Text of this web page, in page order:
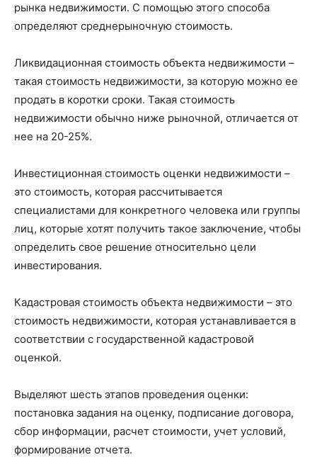
рынка недвижимости. С помощью этого способа
определяют среднерыночную стоимость.
Ликвидационная стоимость объекта недвижимости –
такая стоимость недвижимости, за которую можно ее
продать в коротки сроки. Такая стоимость
недвижимости обычно ниже рыночной, отличается от
нее на 20-25%.
Инвестиционная стоимость оценки недвижимости –
это стоимость, которая рассчитывается
специалистами для конкретного человека или группы
лиц, которые хотят получить такое заключение, чтобы
определить свое решение относительно цели
инвестирования.
Кадастровая стоимость объекта недвижимости – это
стоимость недвижимости, которая устанавливается в
соответствии с государственной кадастровой
оценкой.
Выделяют шесть этапов проведения оценки:
постановка задания на оценку, подписание договора,
сбор информации, расчет стоимости, учет условий,
формирование отчета.